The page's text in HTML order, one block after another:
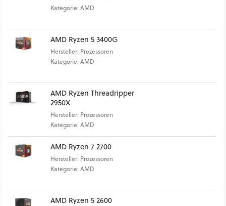
Kategorie: AMD
AMD Ryzen 5 3400G
Hersteller: Prozessoren
Kategorie: AMD
AMD Ryzen Threadripper
2950X
Hersteller: Prozessoren
Kategorie: AMD
AMD Ryzen 7 2700
Hersteller: Prozessoren
Kategorie: AMD
AMD Ryzen 5 2600